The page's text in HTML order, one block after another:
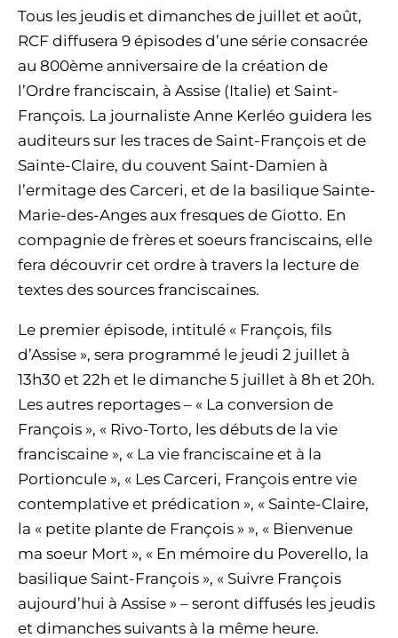
Tous les jeudis et dimanches de juillet et août,
RCF diffusera 9 épisodes d’une série consacrée
au 800ème anniversaire de la création de
l’Ordre franciscain, à Assise (Italie) et Saint-
François. La journaliste Anne Kerléo guidera les
auditeurs sur les traces de Saint-François et de
Sainte-Claire, du couvent Saint-Damien à
l’ermitage des Carceri, et de la basilique Sainte-
Marie-des-Anges aux fresques de Giotto. En
compagnie de frères et soeurs franciscains, elle
fera découvrir cet ordre à travers la lecture de
textes des sources franciscaines.
Le premier épisode, intitulé « François, fils
d’Assise », sera programmé le jeudi 2 juillet à
13h30 et 22h et le dimanche 5 juillet à 8h et 20h.
Les autres reportages – « La conversion de
François », « Rivo-Torto, les débuts de la vie
franciscaine », « La vie franciscaine et à la
Portioncule », « Les Carceri, François entre vie
contemplative et prédication », « Sainte-Claire,
la « petite plante de François » », « Bienvenue
ma soeur Mort », « En mémoire du Poverello, la
basilique Saint-François », « Suivre François
aujourd’hui à Assise » – seront diffusés les jeudis
et dimanches suivants à la même heure.